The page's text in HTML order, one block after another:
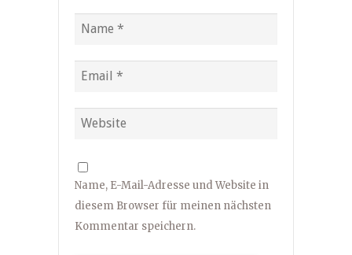
Name, E-Mail-Adresse und Website in
diesem Browser für meinen nächsten
Kommentar speichern.